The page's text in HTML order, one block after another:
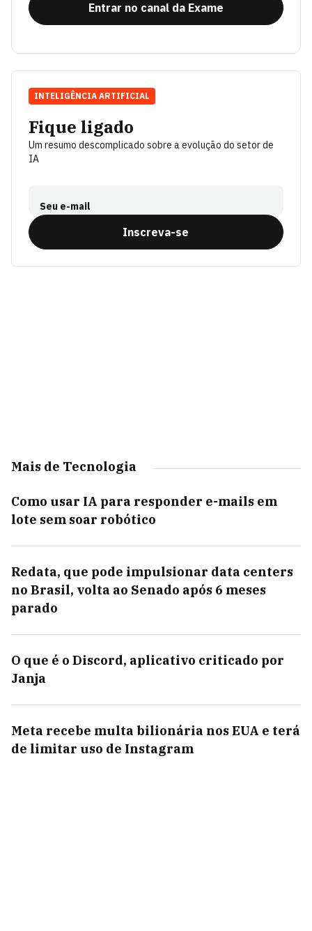
Entrar no canal da Exame
Fique ligado
Um resumo descomplicado sobre a evolução do setor de
IA
Seu e-mail
Inscreva-se
INTELIGÊNCIA ARTIFICIAL
Mais de Tecnologia
Como usar IA para responder e-mails em
lote sem soar robótico
Redata, que pode impulsionar data centers
no Brasil, volta ao Senado após 6 meses
parado
O que é o Discord, aplicativo criticado por
Janja
Meta recebe multa bilionária nos EUA e terá
de limitar uso de Instagram